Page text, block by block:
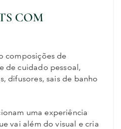
COM
composições de
de cuidado pessoal,
difusores, sais de banho
uma experiência
vai além do visual e cria